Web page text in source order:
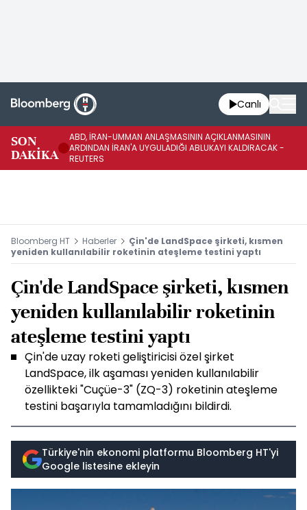
Canlı
SON
DAKİKA
ABD, İRAN-UMMAN ANLAŞMASININ AÇIKLANMASININ
ARDINDAN İRAN'A UYGULADIĞI ABLUKAYI KALDIRACAK -
REUTERS
Bloomberg HT Haberler
Çin'de LandSpace şirketi, kısmen
yeniden kullanılabilir roketinin ateşleme testini yaptı
Çin'de LandSpace şirketi, kısmen
yeniden kullanılabilir roketinin
ateşleme testini yaptı
Çin'de uzay roketi geliştiricisi özel şirket
LandSpace, ilk aşaması yeniden kullanılabilir
özellikteki "Cuçüe-3" (ZQ-3) roketinin ateşleme
testini başarıyla tamamladığını bildirdi.
Türkiye'nin ekonomi platformu Bloomberg HT'yi
Google listesine ekleyin